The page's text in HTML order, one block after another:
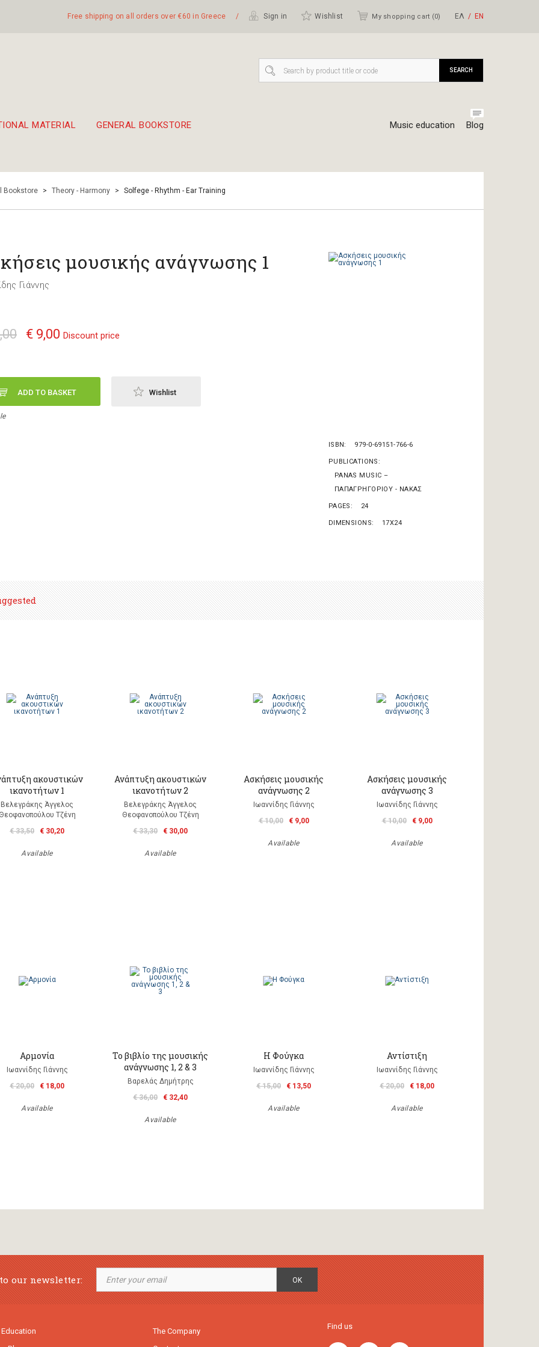
Free shipping on all orders over €60 in Greece / Sign in Wishlist My shopping cart (0) ΕΛ ΕΝ
MATERIAL GENERAL BOOKSTORE Music education Blog
SEARCH
Bookstore > Theory - Harmony > Solfege - Rhythm - Ear Training
μουσικής ανάγνωσης 1
Γιάννης
€ 9,00 Discount price
ADD TO BASKET Wishlist
ISBN 979-0-69151-766-6
PUBLICATIONS
PANAS MUSIC –
ΠΑΠΑΓΡΗΓΟΡΙΟΥ - ΝΑΚΑΣ
PAGES 24
DIMENSIONS 17X24
ακουστικών
ικανοτήτων 1
Βελεγράκης Άγγελος
Τζένη
€ 33,50
€ 30,20
Available
Ανάπτυξη ακουστικών
ικανοτήτων 2
Βελεγράκης Άγγελος
Θεοφανοπούλου Τζένη
€ 33,30
€ 30,00
Available
Ασκήσεις μουσικής
ανάγνωσης 2
Ιωαννίδης Γιάννης
€ 10,00
€ 9,00
Available
Ασκήσεις μουσικής
ανάγνωσης 3
Ιωαννίδης Γιάννης
€ 10,00
€ 9,00
Available
Αρμονία
Ιωαννίδης Γιάννης
€ 20,00
€ 18,00
Available
Το βιβλίο της μουσικής
ανάγνωσης 1, 2 & 3
Βαρελάς Δημήτρης
€ 36,00
€ 32,40
Available
Η Φούγκα
Ιωαννίδης Γιάννης
€ 15,00
€ 13,50
Available
Αντίστιξη
Ιωαννίδης Γιάννης
€ 20,00
€ 18,00
Available
our newsletter: OK
The Company
Find us